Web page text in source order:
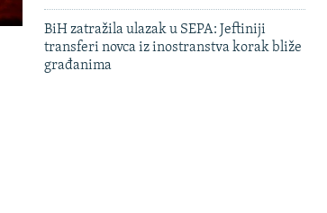
BiH zatražila ulazak u SEPA: Jeftiniji
transferi novca iz inostranstva korak bliže
građanima